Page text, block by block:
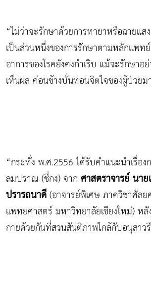
“ไม่ว่าจะรักษาด้วยการทายาหรือฉายแส
เป็นส่วนหนึ่งของการรักษาตามหลักแพ
อาการของโรคยังคงกำเริบ แม้จะรักษาอ
เห็นผล ค่อนข้างบั่นทอนจิตใจของผู้ป่วยม
“กระทั่ง พ.ศ.2556 ได้รับคำแนะนำเรื่อง
ลมปราณ (ชี่กง) จาก ศาสตราจารย์ นา
ปรารถนาดี(อาจารย์พิเศษ ภาควิชาศัล
แพทยศาสตร์ มหาวิทยาลัยเชียงใหม่) หลั
กายด้วยกันที่สวนสันติภาพใกล้กับอนุสาว